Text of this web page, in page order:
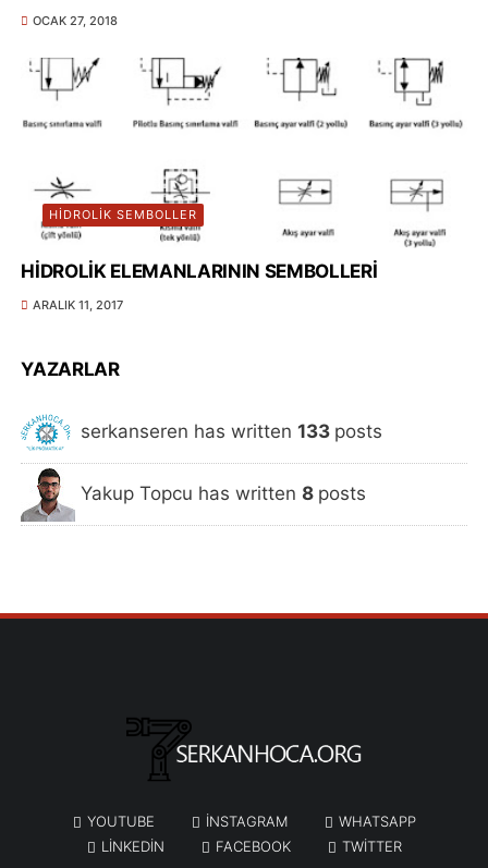
OCAK 27, 2018
HİDROLİK SEMBOLLER
HİDROLİK ELEMANLARININ SEMBOLLERİ
ARALIK 11, 2017
YAZARLAR
serkanseren has written133 posts
Yakup Topcu has written8 posts
YOUTUBE INSTAGRAM
WHATSAPP
LINKEDIN
FACEBOOK TWITTER